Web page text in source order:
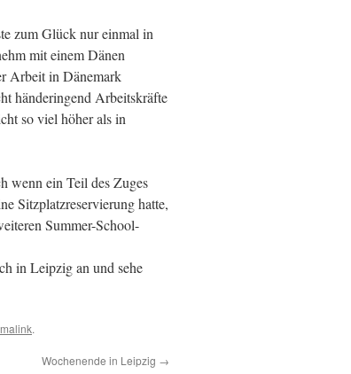
zum Glück nur einmal in
mit einem Dänen
Arbeit in Dänemark
händeringend Arbeitskräfte
so viel höher als in
wenn ein Teil des Zuges
Sitzplatzreservierung hatte,
Summer-School-
in Leipzig an und sehe
.
Wochenende in Leipzig →